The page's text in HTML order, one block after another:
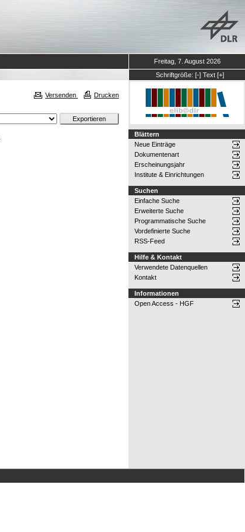
Freitag, 7. August 2026
Schriftgröße: [-] Text [+]
Versenden Drucken
Blättern
Neue Einträge
Dokumentenart
Erscheinungsjahr
Institute & Einrichtungen
Suchen
Einfache Suche
Erweiterte Suche
Programmatische Suche
Vordefinierte Suche
RSS-Feed
Hilfe & Kontakt
Verwendete Datenquellen
Kontakt
Informationen
Open Access - HGF